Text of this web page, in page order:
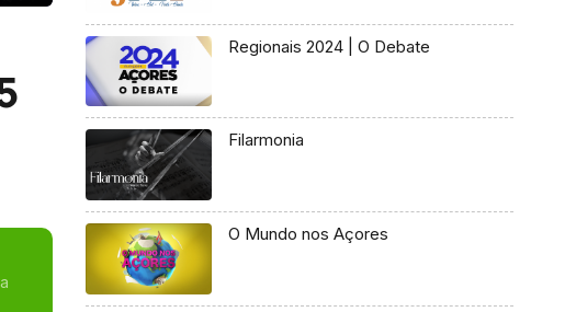
Regionais 2024 | O Debate
Filarmonia
O Mundo nos Açores